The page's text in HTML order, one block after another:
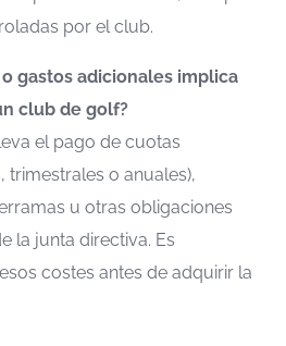
por el club.
gastos adicionales implica
club de golf?
el pago de cuotas
trimestrales o anuales),
u otras obligaciones
la junta directiva. Es
costes antes de adquirir la